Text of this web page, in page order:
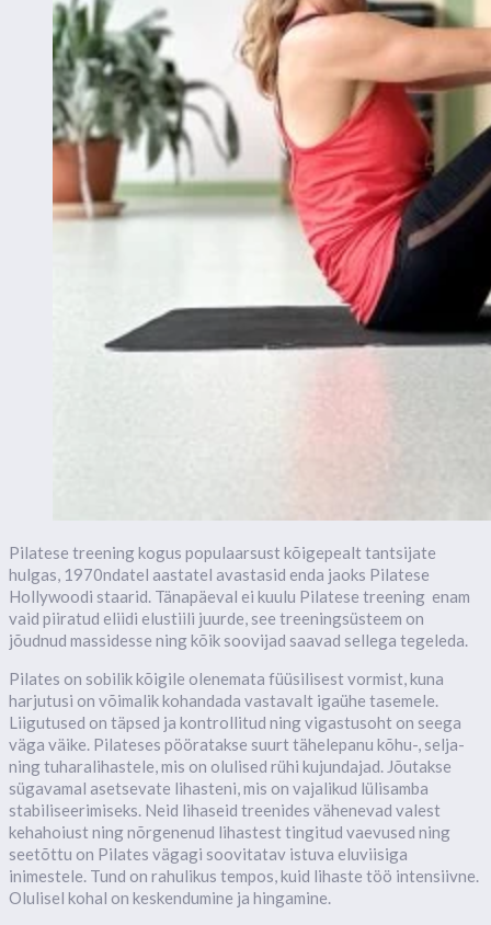
Pilatese treening kogus populaarsust kõigepealt tantsijate
hulgas, 1970ndatel aastatel avastasid enda jaoks Pilatese
Hollywoodi staarid. Tänapäeval ei kuulu Pilatese treening enam
vaid piiratud eliidi elustiili juurde, see treeningsüsteem on
jõudnud massidesse ning kõik soovijad saavad sellega tegeleda.
Pilates on sobilik kõigile olenemata füüsilisest vormist, kuna
harjutusi on võimalik kohandada vastavalt igaühe tasemele.
Liigutused on täpsed ja kontrollitud ning vigastusoht on seega
väga väike. Pilateses pööratakse suurt tähelepanu kõhu-, selja-
ning tuharalihastele, mis on olulised rühi kujundajad. Jõutakse
sügavamal asetsevate lihasteni, mis on vajalikud lülisamba
stabiliseerimiseks. Neid lihaseid treenides vähenevad valest
kehahoiust ning nõrgenenud lihastest tingitud vaevused ning
seetõttu on Pilates vägagi soovitatav istuva eluviisiga
inimestele. Tund on rahulikus tempos, kuid lihaste töö intensiivne.
Olulisel kohal on keskendumine ja hingamine.